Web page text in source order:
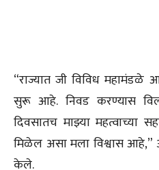
“राज्यात जी विविध महामंडळे
सुरू आहे. निवड करण्यास
दिवसातच माझ्या महत्वाच्या
मिळेल असा मला विश्वास आहे,”
केले.